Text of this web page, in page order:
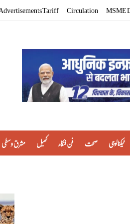
Tariff Circulation MSME
مشرق وسطی کھیل فن فنکار صحت ٹیکنالوجی